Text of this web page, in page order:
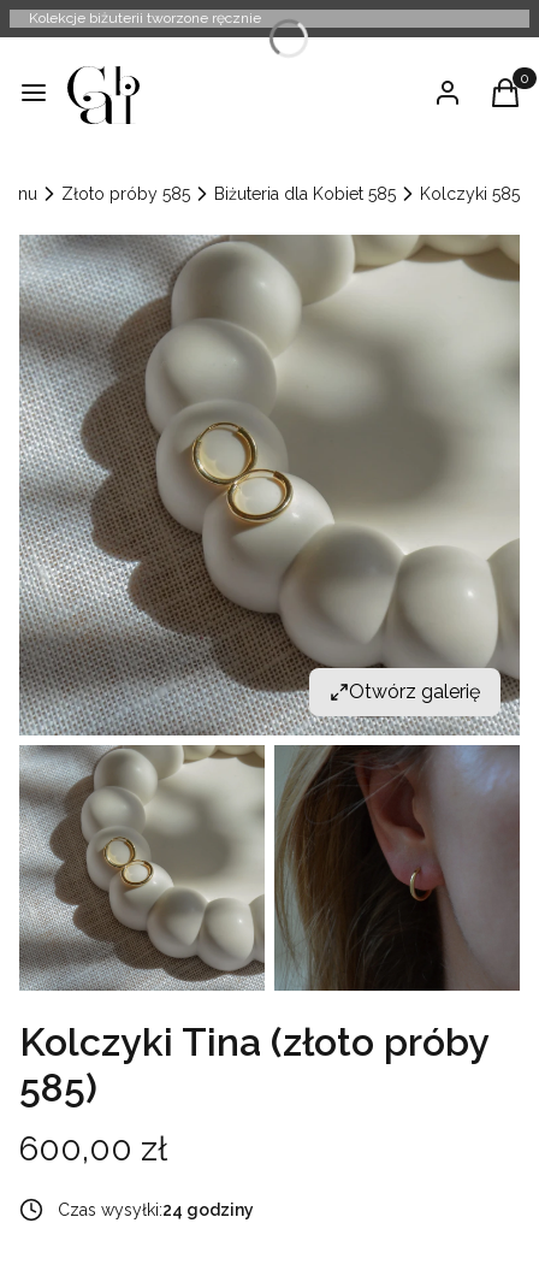
Kolekcje biżuterii tworzone ręcznie
Menu Zaloguj się
Złoto próby 585 Biżuteria dla Kobiet 585 Kolczyki 585
Otwórz galerię
Kolczyki Tina (złoto próby
585)
Cena
600,00 zł
Czas wysyłki:24 godziny